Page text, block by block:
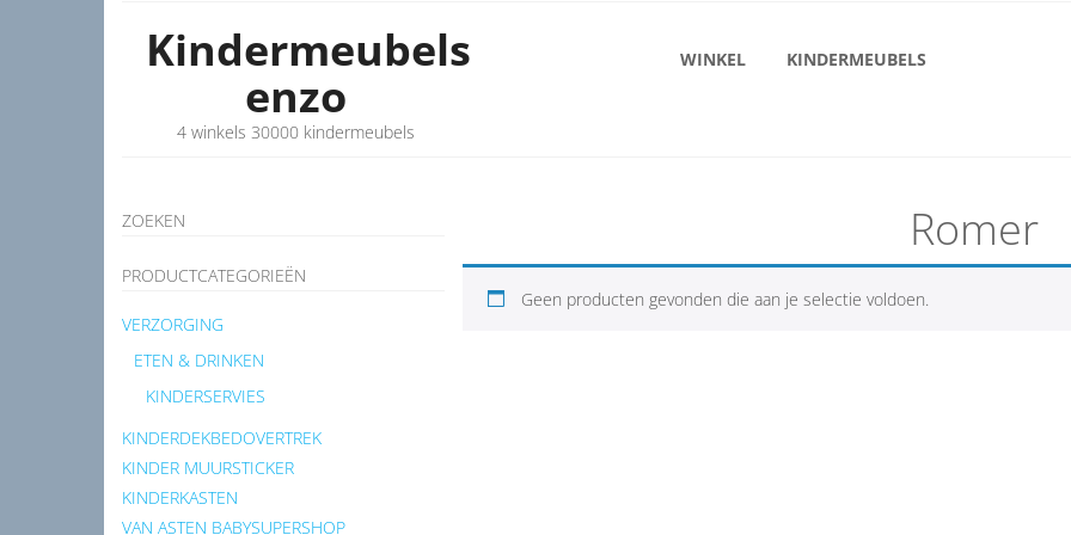
Kindermeubels
enzo
4 winkels 30000 kindermeubels
WINKEL KINDERMEUBELS
ZOEKEN
PRODUCTCATEGORIEËN
VERZORGING
ETEN & DRINKEN
KINDERSERVIES
KINDERDEKBEDOVERTREK
KINDER MUURSTICKER
KINDERKASTEN
VAN ASTEN BABYSUPERSHOP
Romer
Geen producten gevonden die aan je selectie voldoen.